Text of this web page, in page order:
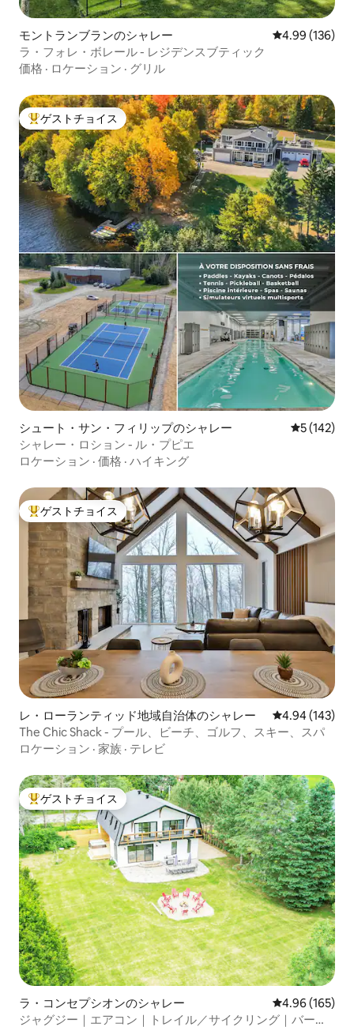
モントランブランのシャレー レビュー136
4.99 (136)
ラ・フォレ・ボレール - レジデンスブティック
価格 · ロケーション · グリル
大好評のゲストチョイスです。
ゲストチョイス
シュート・サン・フィリップのシャレー レビュー
5 (142)
シャレー・ロション - ル・プピエ
ロケーション · 価格 · ハイキング
大好評のゲストチョイスです。
ゲストチョイス
レ・ローランティッド地域自治体のシャレー レビュー143
4.94 (143)
The Chic Shack - プール、ビーチ、ゴルフ、スキー、スパ
ロケーション · 家族 · テレビ
大好評のゲストチョイスです。
ゲストチョイス
ラ・コンセプシオンのシャレー レビュー165
4.96 (165)
ジャグジー｜エアコン｜トレイル／サイクリング｜バーベ